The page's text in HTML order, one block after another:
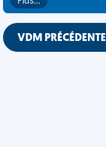
VDM PRÉCÉDENTE